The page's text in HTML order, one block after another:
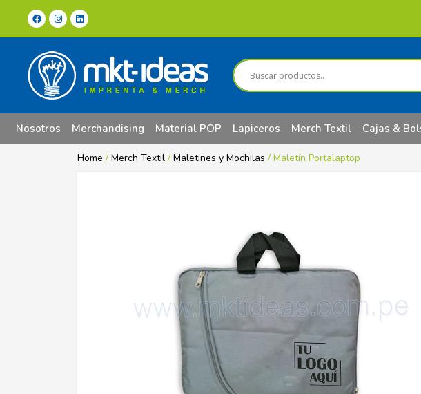
Nosotros Merchandising Material POP Lapiceros Merch Textil Cajas &
Home / Merch Textil / Maletines y Mochilas / Maletín Portalaptop